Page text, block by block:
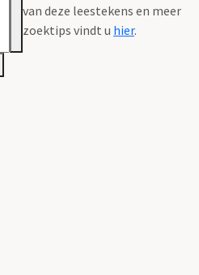
van deze leestekens en meer
zoektips vindt u hier.